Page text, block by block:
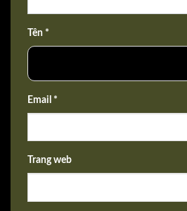
Tên *
Email *
Trang web